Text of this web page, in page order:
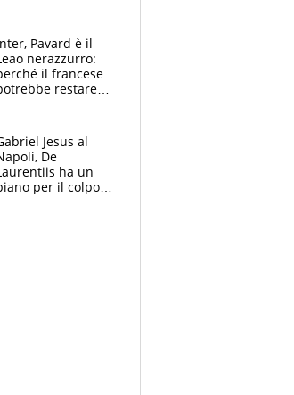
Pavard è il
nerazzurro:
il francese
restare
Jesus al
De
ha un
per il colpo